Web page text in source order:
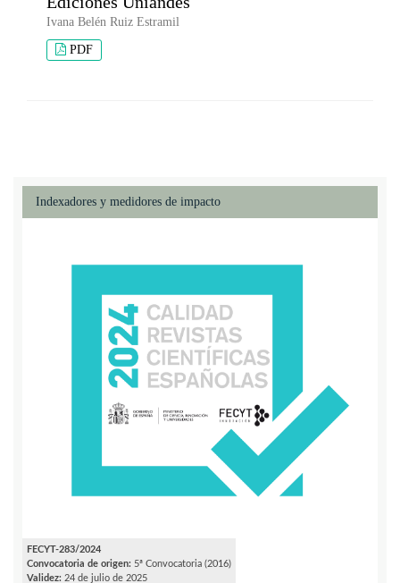
Ivana Belén Ruiz Estramil
PDF
Indexadores y medidores de impacto